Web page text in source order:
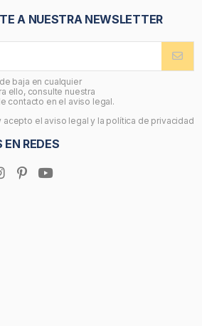
A NUESTRA NEWSLETTER
baja en cualquier
ello, consulte nuestra
contacto en el aviso legal.
acepto el aviso legal y la política de privacidad
EN REDES